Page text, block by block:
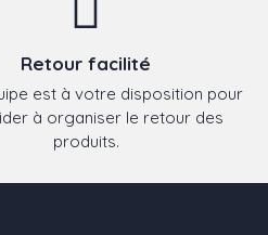
Retour facilité
est à votre disposition pour
à organiser le retour des
produits.